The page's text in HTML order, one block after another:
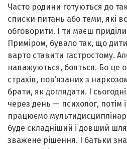
Часто родини готуються до
списки питань або теми, які
обговорити. І ти маєш
Приміром, бувало так, що
варто ставити гастростому.
наважуються, бояться. Бо це
страхів, пов’язаних з
брати, як доглядати. І
через день — психолог, потім
працюємо
буде складніший і довший
зважене рішення. І батьки